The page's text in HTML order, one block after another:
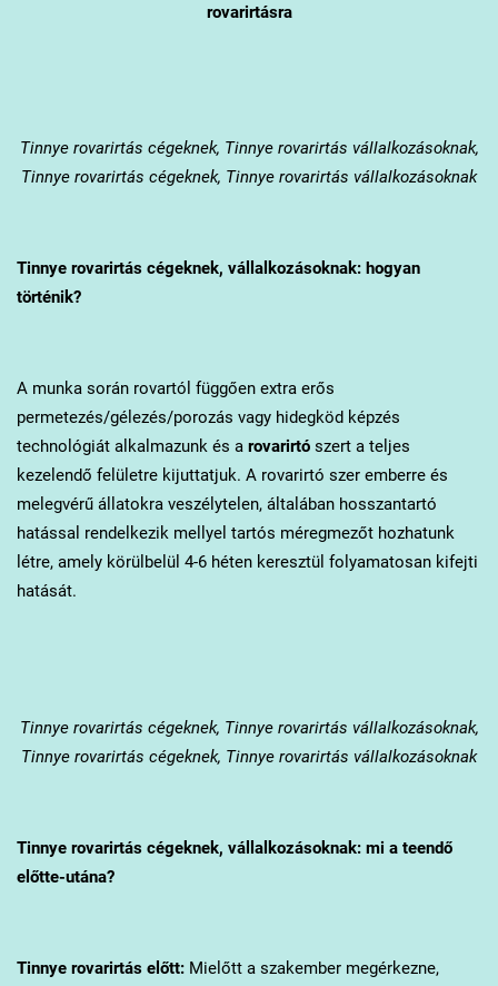
rovarirtásra
Tinnyerovarirtás cégeknek, Tinnye rovarirtás vállalkozásoknak,
Tinnye rovarirtás cégeknek, Tinnye rovarirtás vállalkozásoknak
Tinnyerovarirtás cégeknek, vállalkozásoknak: hogyan
történik?
A munka során rovartól függően extra erős
permetezés/gélezés/porozás vagy hidegköd képzés
technológiát alkalmazunk és a rovarirtószert a teljes
kezelendő felületre kijuttatjuk. A rovarirtó szer emberre és
melegvérű állatokra veszélytelen, általában hosszantartó
hatással rendelkezik mellyel tartós méregmezőt hozhatunk
létre, amely körülbelül 4-6 héten keresztül folyamatosan kifejti
hatását.
Tinnyerovarirtás cégeknek, Tinnye rovarirtás vállalkozásoknak,
Tinnye rovarirtás cégeknek, Tinnye rovarirtás vállalkozásoknak
Tinnyerovarirtás cégeknek, vállalkozásoknak: mi a teendő
előtte-utána?
Tinnyerovarirtás előtt:Mielőtt a szakember megérkezne,